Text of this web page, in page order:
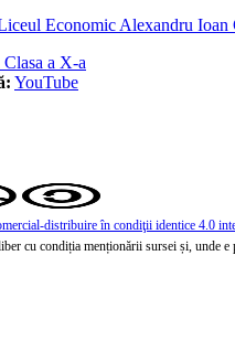
Economic Alexandru Ioan
Clasa a X-a
YouTube
distribuire în condiţii identice 4.0
cu condiția menționării sursei și, unde